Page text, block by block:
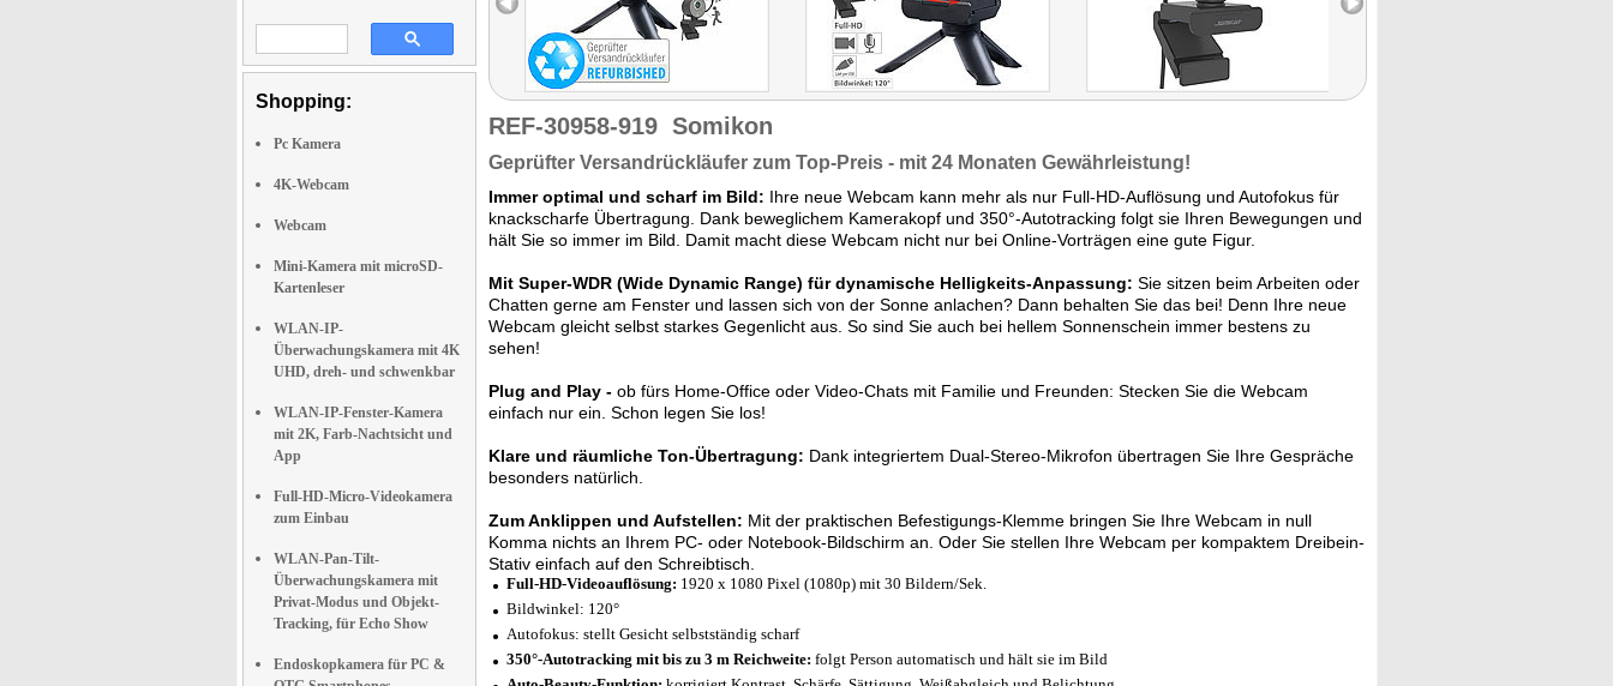
Shopping:
Pc Kamera
4K-Webcam
Webcam
Mini-Kamera mit microSD-
Kartenleser
WLAN-IP-
Überwachungskamera mit 4K
UHD, dreh- und schwenkbar
WLAN-IP-Fenster-Kamera
mit 2K, Farb-Nachtsicht und
App
Full-HD-Micro-Videokamera
zum Einbau
WLAN-Pan-Tilt-
Überwachungskamera mit
Privat-Modus und Objekt-
Tracking, für Echo Show
Endoskopkamera für PC &
REF-30958-919 Somikon
Geprüfter Versandrückläufer zum Top-Preis - mit 24 Monaten Gewährleistung!
Immer optimal und scharf im Bild: Ihre neue Webcam kann mehr als nur Full-HD-Auflösung und Autofokus für
knackscharfe Übertragung. Dank beweglichem Kamerakopf und 350°-Autotracking folgt sie Ihren Bewegungen und
hält Sie so immer im Bild. Damit macht diese Webcam nicht nur bei Online-Vorträgen eine gute Figur.
Mit Super-WDR (Wide Dynamic Range) für dynamische Helligkeits-Anpassung: Sie sitzen beim Arbeiten oder
Chatten gerne am Fenster und lassen sich von der Sonne anlachen? Dann behalten Sie das bei! Denn Ihre neue
Webcam gleicht selbst starkes Gegenlicht aus. So sind Sie auch bei hellem Sonnenschein immer bestens zu
sehen!
Plug and Play - ob fürs Home-Office oder Video-Chats mit Familie und Freunden: Stecken Sie die Webcam
einfach nur ein. Schon legen Sie los!
Klare und räumliche Ton-Übertragung: Dank integriertem Dual-Stereo-Mikrofon übertragen Sie Ihre Gespräche
besonders natürlich.
Zum Anklippen und Aufstellen: Mit der praktischen Befestigungs-Klemme bringen Sie Ihre Webcam in null
Komma nichts an Ihrem PC- oder Notebook-Bildschirm an. Oder Sie stellen Ihre Webcam per kompaktem Dreibein-
Stativ einfach auf den Schreibtisch.
Full-HD-Videoauflösung: 1920 x 1080 Pixel (1080p) mit 30 Bildern/Sek.
Bildwinkel: 120°
Autofokus: stellt Gesicht selbstständig scharf
350°-Autotracking mit bis zu 3 m Reichweite: folgt Person automatisch und hält sie im Bild